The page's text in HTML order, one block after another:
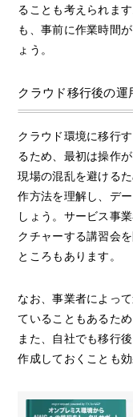
ることも考えられま
も、事前に作業時間
ょう。
クラウド移行後の運
クラウド環境に移行
るため、最初は操作
現場の混乱を避ける
作方法を理解し、デ
しょう。サービス事
クチャーする講習会
ところもあります。
なお、事業者によっ
ていることもあるた
また、自社でも移行
作成しておくことも効